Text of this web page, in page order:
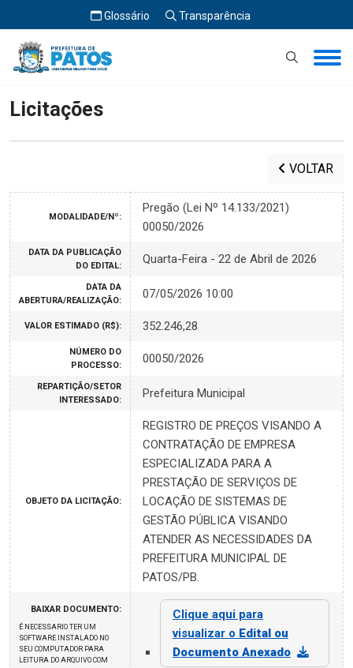
Glossário Transparência
Início Licitações
Licitações
VOLTAR
MODALIDADE/Nº:
Pregão (Lei Nº 14.133/2021)
00050/2026
DATA DA PUBLICAÇÃO
DO EDITAL:
Quarta-Feira - 22 de Abril de 2026
DATA DA
ABERTURA/REALIZAÇÃO:
07/05/2026 10:00
VALOR ESTIMADO (R$): 352.246,28
NÚMERO DO
PROCESSO:
00050/2026
REPARTIÇÃO/SETOR
INTERESSADO:
Prefeitura Municipal
OBJETO DA LICITAÇÃO:
REGISTRO DE PREÇOS VISANDO A
CONTRATAÇÃO DE EMPRESA
ESPECIALIZADA PARA A
PRESTAÇÃO DE SERVIÇOS DE
LOCAÇÃO DE SISTEMAS DE
GESTÃO PÚBLICA VISANDO
ATENDER AS NECESSIDADES DA
PREFEITURA MUNICIPAL DE
PATOS/PB.
BAIXAR DOCUMENTO:
É NECESSARIO TER UM
SOFTWARE INSTALADO NO
SEU COMPUTADOR PARA
LEITURA DO ARQUIVO COM
Clique aqui para
visualizar o Edital ou
Documento Anexado